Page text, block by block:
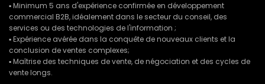
▪ Minimum 5 ans d'expérience confirmée en développement
commercial B2B, idéalement dans le secteur du conseil, des
services ou des technologies de l'information ;
▪ Expérience avérée dans la conquête de nouveaux clients et la
conclusion de ventes complexes;
▪ Maîtrise des techniques de vente, de négociation et des cycles de
vente longs.